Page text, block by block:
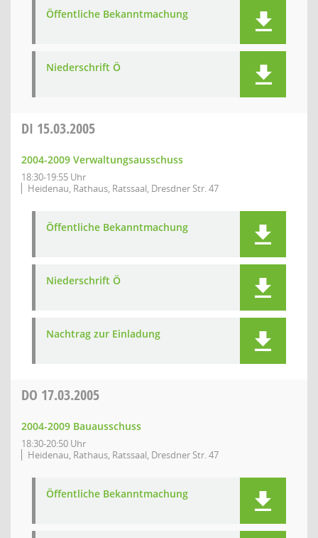
Öffentliche Bekanntmachung
Niederschrift Ö
DI 15.03.2005
2004-2009 Verwaltungsausschuss
18:30-19:55 Uhr
Heidenau, Rathaus, Ratssaal, Dresdner Str. 47
Öffentliche Bekanntmachung
Niederschrift Ö
Nachtrag zur Einladung
DO 17.03.2005
2004-2009 Bauausschuss
18:30-20:50 Uhr
Heidenau, Rathaus, Ratssaal, Dresdner Str. 47
Öffentliche Bekanntmachung